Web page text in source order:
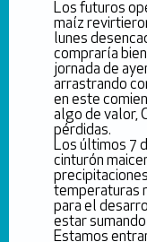
Los futuros
maíz
lunes
compraría
jornada de
arrastrando
en este
algo de valor,
pérdidas.
Los últimos 7
cinturón
temperaturas
para el
estar
Estamos